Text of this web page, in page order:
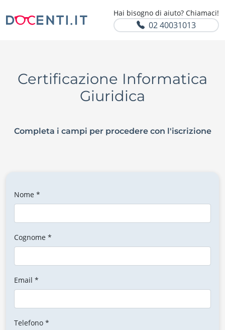
Hai bisogno di aiuto? Chiamaci!
02 40031013
Certificazione Informatica
Giuridica
Completa i campi per procedere con l'iscrizione
Nome *
Cognome *
Email *
Telefono *